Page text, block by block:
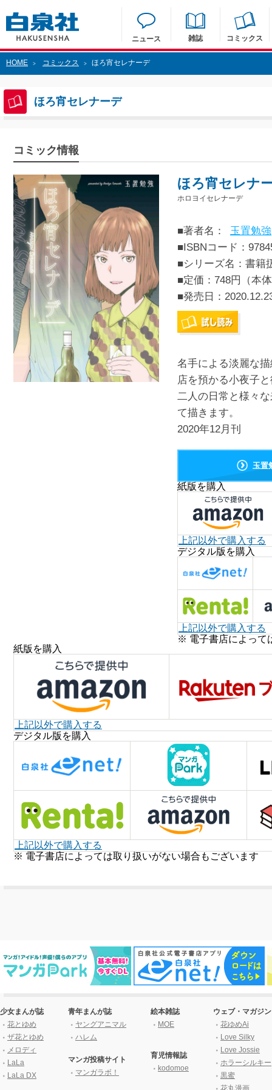
ニュース 雑誌 コミックス
HOME > コミックス > ほろ宵セレナーデ
ほろ宵セレナーデ
コミック情報
ほろ宵セレナ
ホロヨイセレナーデ
■著者名：
玉置勉強
■ISBNコード：
■シリーズ名：書籍
■定価：748円（本
■発売日：
名手による淡麗な
店を預かる小夜子
二人の日常と様々
て描きます。
2020年12月刊
玉置
紙版を購入
上記以外で購入する
デジタル版を購入
上記以外で購入する
※ 電子書店によって
紙版を購入
上記以外で購入する
デジタル版を購入
上記以外で購入する
※ 電子書店によっては取り扱いがない場合もございます
少女まんが誌
花とゆめ
ザ花とゆめ
メロディ
LaLa
LaLa DX
青年まんが誌
ヤングアニマル
ハレム
マンガ投稿サイト
マンガラボ！
絵本雑誌
MOE
育児情報誌
kodomoe
ウェブ・マガジン
花ゆめAi
Love Silky
Love Jossie
ホラーシルキー
黒蜜
花丸漫画